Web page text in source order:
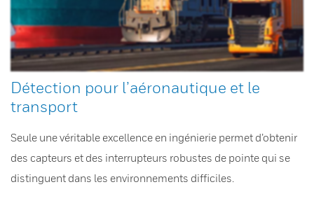
Détection pour l’aéronautique et le
transport
Seule une véritable excellence en ingénierie permet d’obtenir
des capteurs et des interrupteurs robustes de pointe qui se
distinguent dans les environnements difficiles.